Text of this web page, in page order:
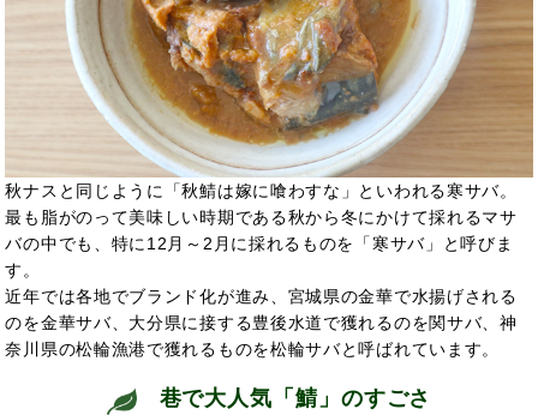
秋ナスと同じように「秋鯖は嫁に喰わすな」といわれる寒サバ。
最も脂がのって美味しい時期である秋から冬にかけて採れるマサ
バの中でも、特に12月～2月に採れるものを「寒サバ」と呼びま
す。
近年では各地でブランド化が進み、宮城県の金華で水揚げされる
のを金華サバ、大分県に接する豊後水道で獲れるのを関サバ、神
奈川県の松輪漁港で獲れるものを松輪サバと呼ばれています。
巷で大人気「鯖」のすごさ